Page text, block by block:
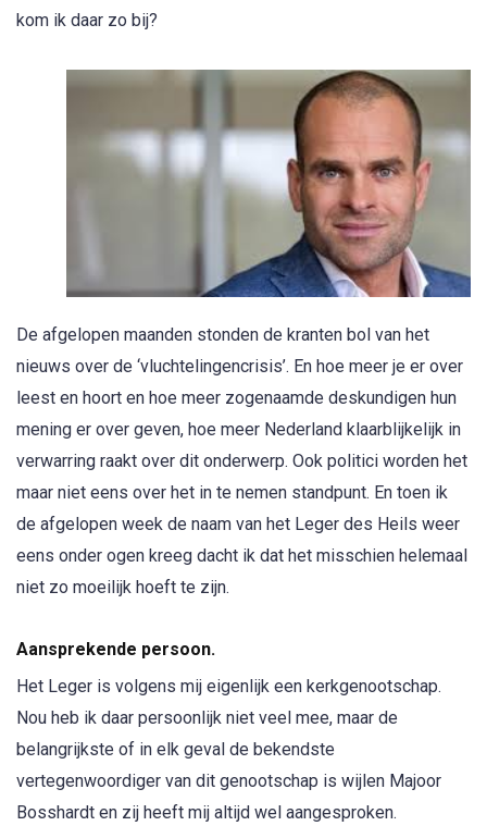
kom ik daar zo bij?
De afgelopen maanden stonden de kranten bol van het
nieuws over de ‘vluchtelingencrisis’. En hoe meer je er over
leest en hoort en hoe meer zogenaamde deskundigen hun
mening er over geven, hoe meer Nederland klaarblijkelijk in
verwarring raakt over dit onderwerp. Ook politici worden het
maar niet eens over het in te nemen standpunt. En toen ik
de afgelopen week de naam van het Leger des Heils weer
eens onder ogen kreeg dacht ik dat het misschien helemaal
niet zo moeilijk hoeft te zijn.
Aansprekende persoon.
Het Leger is volgens mij eigenlijk een kerkgenootschap.
Nou heb ik daar persoonlijk niet veel mee, maar de
belangrijkste of in elk geval de bekendste
vertegenwoordiger van dit genootschap is wijlen Majoor
Bosshardt en zij heeft mij altijd wel aangesproken.